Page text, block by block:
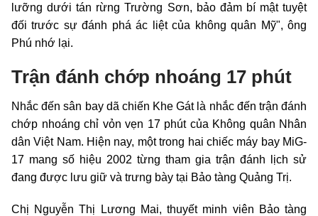
lưỡng dưới tán rừng Trường Sơn, bảo đảm bí mật tuyệt
đối trước sự đánh phá ác liệt của không quân Mỹ", ông
Phú nhớ lại.
Trận đánh chớp nhoáng 17 phút
Nhắc đến sân bay dã chiến Khe Gát là nhắc đến trận đánh
chớp nhoáng chỉ vỏn vẹn 17 phút của Không quân Nhân
dân Việt Nam. Hiện nay, một trong hai chiếc máy bay MiG-
17 mang số hiệu 2002 từng tham gia trận đánh lịch sử
đang được lưu giữ và trưng bày tại Bảo tàng Quảng Trị.
Chị Nguyễn Thị Lương Mai, thuyết minh viên Bảo tàng